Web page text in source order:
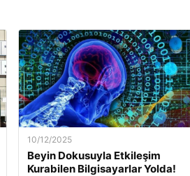
10/12/2025
Beyin Dokusuyla Etkileşim
Kurabilen Bilgisayarlar Yolda!